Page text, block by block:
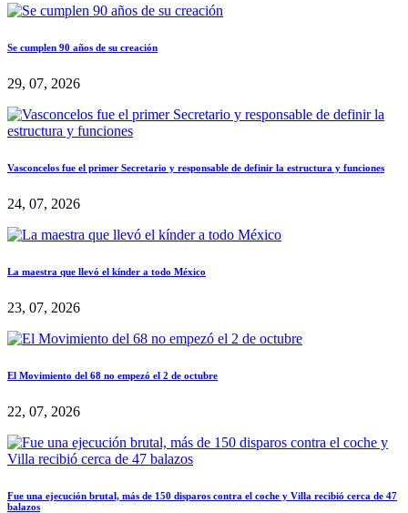
Se cumplen 90 años de su creación
29, 07, 2026
Vasconcelos fue el primer Secretario y responsable de definir la estructura y funciones
24, 07, 2026
La maestra que llevó el kínder a todo México
23, 07, 2026
El Movimiento del 68 no empezó el 2 de octubre
22, 07, 2026
Fue una ejecución brutal, más de 150 disparos contra el coche y Villa recibió cerca de 47
balazos